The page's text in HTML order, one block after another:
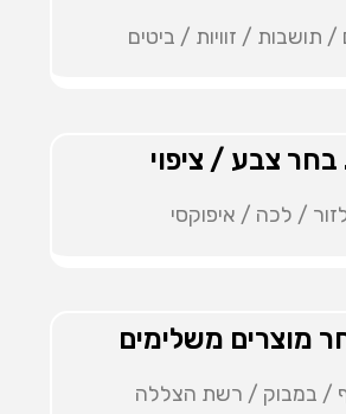
/ תושבות / זוויות / ביטים
/ לכה / איפוקסי
/ במבוק / רשת הצללה